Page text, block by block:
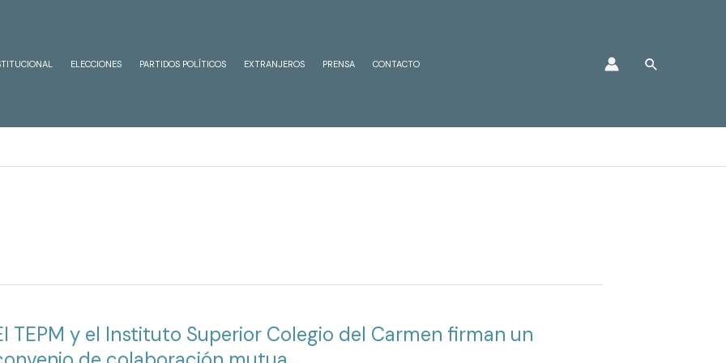
ELECCIONES PARTIDOS POLÍTICOS EXTRANJEROS PRENSA CONTACTO Buscar
TEPM y el Instituto Superior Colegio del Carmen firman un